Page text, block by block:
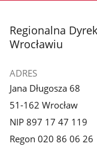
stopka
Regionalna
Wrocławiu
ADRES
Jana Długosza 68
51-162 Wrocław
NIP 897 17 47 119
Regon 020 86 06 26